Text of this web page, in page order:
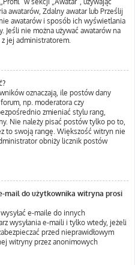
awatarów, Zdalny awatar lub Prześlij
awatarów i sposób ich wyświetlania
Jeśli nie można używać awatarów na
jej administratorem.
oznaczają, ile postów dany
np. moderatora czy
zmieniać stylu rang,
Nie należy pisać postów tylko po to,
to swoją rangę. Większość witryn nie
obniży licznik postów
mail do użytkownika witryna prosi
e-maile do innych
wysyłania e-maili i tylko wtedy, jeżeli
przed nieprawidłowym
witryny przez anonimowych